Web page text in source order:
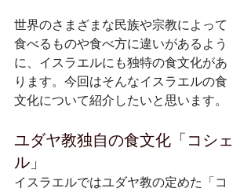
世界のさまざまな民族や宗教によって
食べるものや食べ方に違いがあるよう
に、イスラエルにも独特の食文化があ
ります。今回はそんなイスラエルの食
文化について紹介したいと思います。
ユダヤ教独自の食文化「コシェ
ル」
イスラエルではユダヤ教の定めた「コ